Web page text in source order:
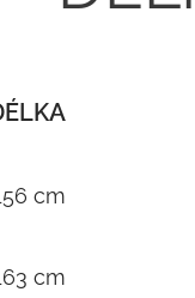
cm
cm